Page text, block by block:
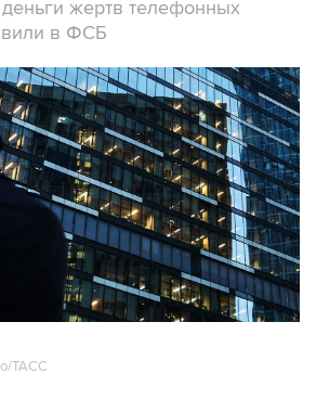
ТАСС
INTERFAX.RU - ФСБ